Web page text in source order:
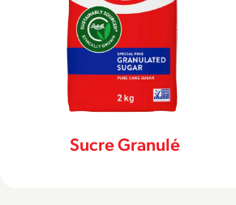
Sucre Granulé